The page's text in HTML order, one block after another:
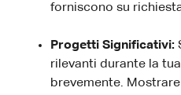
forniscono su
Progetti Significativi:
rilevanti durante la
brevemente.